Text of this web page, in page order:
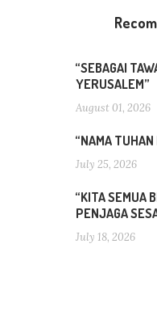
“SEBAGAI
YERUSALEM”
August 01, 2026
“NAMA TUHAN
July 25, 2026
“KITA SEMUA
PENJAGA
July 18, 2026